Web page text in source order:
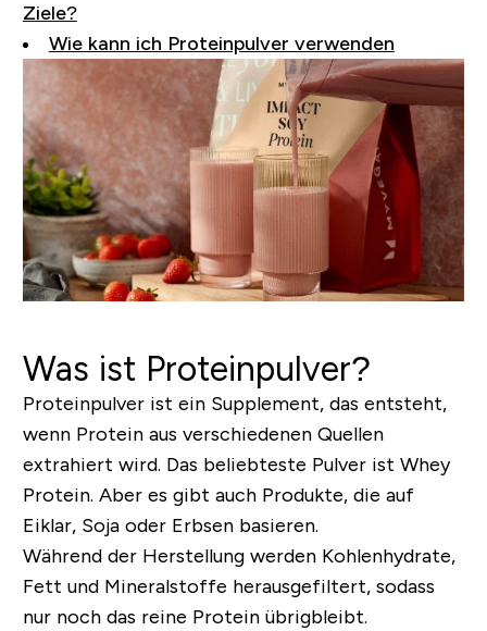
Ziele?
Wie kann ich Proteinpulver verwenden
Was ist Proteinpulver?
Proteinpulver ist ein Supplement, das entsteht,
wenn Protein aus verschiedenen Quellen
extrahiert wird. Das beliebteste Pulver ist Whey
Protein. Aber es gibt auch Produkte, die auf
Eiklar, Soja oder Erbsen basieren.
Während der Herstellung werden Kohlenhydrate,
Fett und Mineralstoffe herausgefiltert, sodass
nur noch das reine Protein übrigbleibt.